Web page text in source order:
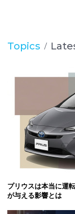
Topics
プリウスは本当に運
が与える影響とは